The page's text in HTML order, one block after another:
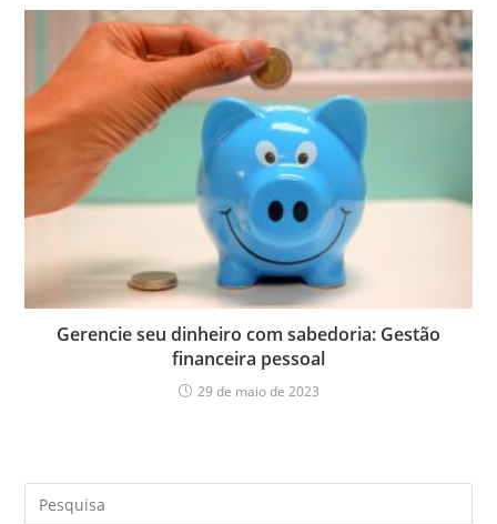
Gerencie seu dinheiro com sabedoria: Gestão
financeira pessoal
29 de maio de 2023